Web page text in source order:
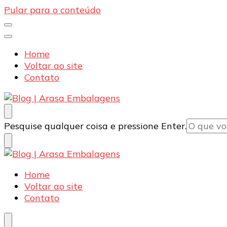
Pular para o conteúdo
Home
Voltar ao site
Contato
Blog | Arasa Embalagens
Confira conteúdos sobre embalagens para pizzas,
Procurando
algo?
Pesquise qualquer coisa e pressione Enter.
Blog | Arasa Embalagens
Confira conteúdos sobre embalagens para pizzas,
Home
Voltar ao site
Contato